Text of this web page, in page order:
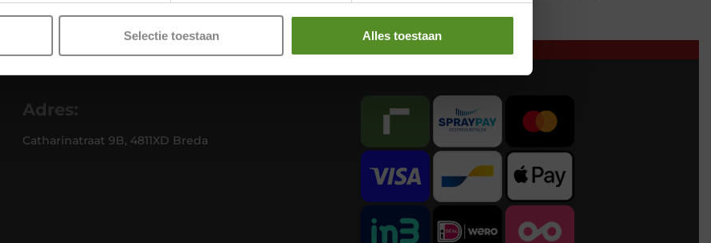
Selectie toestaan Alles toestaan
Adres:
Catharinatraat 9B, 4811XD Breda